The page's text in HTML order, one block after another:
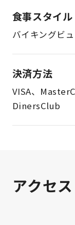
食事スタイル
バイキングビ
決済方法
VISA、
DinersClub
アクセス